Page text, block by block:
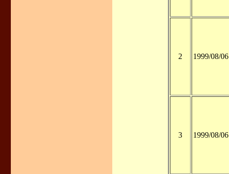
2 1999/08/06
3 1999/08/06